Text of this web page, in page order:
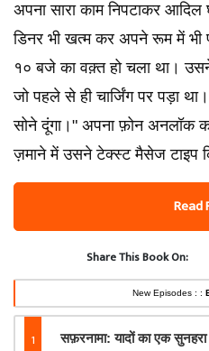
अपना सारा काम निपटाकर
डिनर भी खत्म कर अपने रूम में भी
१० बजे का वक़्त हो चला था।
जो पहले से ही चार्जिंग पर पड़ा
सोने दूंगा।" अपना फ़ोन अनलॉक
ज़माने में उसने टेक्स्ट मैसेज टाइप
Read
Share This Book On:
New Episodes : :
1 सफ़रनामा: यादों का एक सुनहरा